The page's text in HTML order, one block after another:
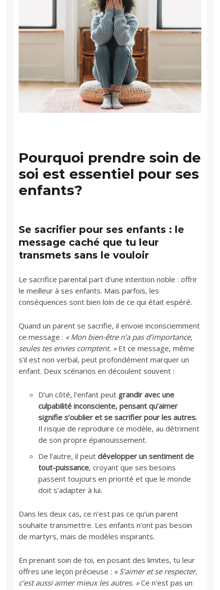
Pourquoi prendre soin de
soi est essentiel pour ses
enfants?
Se sacrifier pour ses enfants : le
message caché que tu leur
transmets sans le vouloir
Le sacrifice parental part d’une intention noble : offrir
le meilleur à ses enfants. Mais parfois, les
conséquences sont bien loin de ce qui était espéré.
Quand un parent se sacrifie, il envoie inconsciemment
ce message : « Mon bien-être n’a pas d’importance,
seules tes envies comptent. »Et ce message, même
s’il est non verbal, peut profondément marquer un
enfant. Deux scénarios en découlent souvent :
D’un côté, l’enfant peut grandir avec une
culpabilité inconsciente, pensant qu’aimer
signifie s’oublier et se sacrifier pour les autres.
Il risque de reproduire ce modèle, au détriment
de son propre épanouissement.
De l’autre, il peutdévelopper un sentiment de
tout-puissance, croyant que ses besoins
passent toujours en priorité et que le monde
doit s’adapter à lui.
Dans les deux cas, ce n’est pas ce qu’un parent
souhaite transmettre. Les enfants n’ont pas besoin
de martyrs, mais de modèles inspirants.
En prenant soin de toi, en posant des limites, tu leur
offres une leçon précieuse : « S’aimer et se respecter,
c’est aussi aimer mieux les autres. »Ce n’est pas un